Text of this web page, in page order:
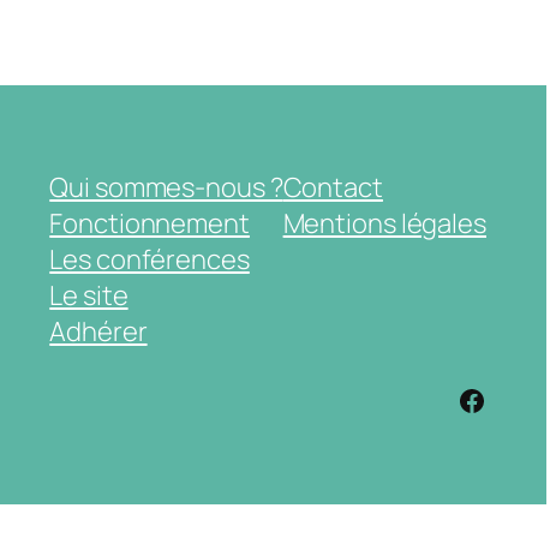
Qui sommes-nous ?
Fonctionnement
Les conférences
Le site
Adhérer
Contact
Mentions légales